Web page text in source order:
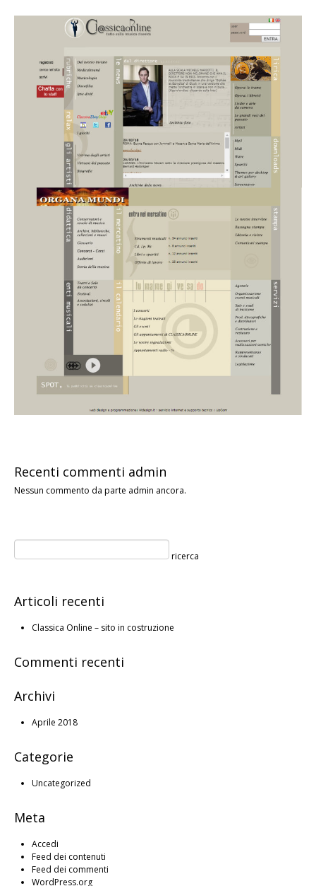
Recenti commenti admin
Nessun commento da parte admin ancora.
Articoli recenti
Classica Online – sito in costruzione
Commenti recenti
Archivi
Aprile 2018
Categorie
Uncategorized
Meta
Accedi
Feed dei contenuti
Feed dei commenti
WordPress.org